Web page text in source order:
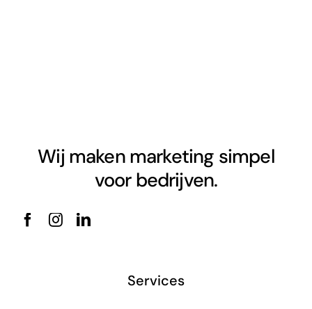
Wij maken marketing simpel
voor bedrijven.
Services